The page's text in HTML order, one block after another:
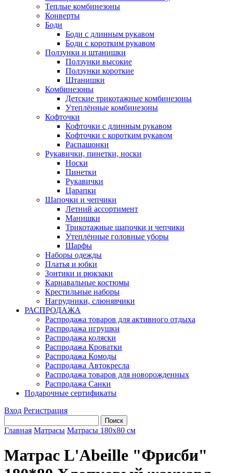
Теплые комбинезоны
Конверты
Боди
Боди с длинным рукавом
Боди с коротким рукавом
Ползунки и штанишки
Ползунки высокие
Ползунки короткие
Штанишки
Комбинезоны
Детские трикотажные комбинезоны
Утеплённые комбинезоны
Кофточки
Кофточки с длинным рукавом
Кофточки с коротким рукавом
Распашонки
Рукавички, пинетки, носки
Носки
Пинетки
Рукавички
Царапки
Шапочки и чепчики
Летний ассортимент
Манишки
Трикотажные шапочки и чепчики
Утеплённые головные уборы
Шарфы
Наборы одежды
Платья и юбки
Зонтики и рюкзаки
Карнавальные костюмы
Крестильные наборы
Нагрудники, слюнявчики
РАСПРОДАЖА
Распродажа товаров для активного отдыха
Распродажа игрушки
Распродажа коляски
Распродажа Кроватки
Распродажа Комоды
Распродажа Автокресла
Распродажа товаров для новорожденных
Распродажа Санки
Подарочные сертификаты
Вход Регистрация
Главная Матрасы Матрасы 180х80 см
Матрас L'Abeille "Фрисби"